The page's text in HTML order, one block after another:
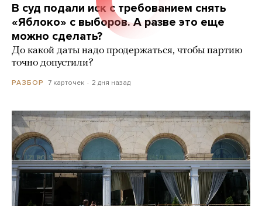
В суд подали иск с требованием снять
«Яблоко» с выборов. А разве это еще
можно сделать?
До какой даты надо продержаться, чтобы партию
точно допустили?
РАЗБОР 7 карточек 2 дня назад